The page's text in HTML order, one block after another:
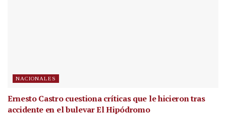
NACIONALES
Ernesto Castro cuestiona críticas que le hicieron tras
accidente en el bulevar El Hipódromo